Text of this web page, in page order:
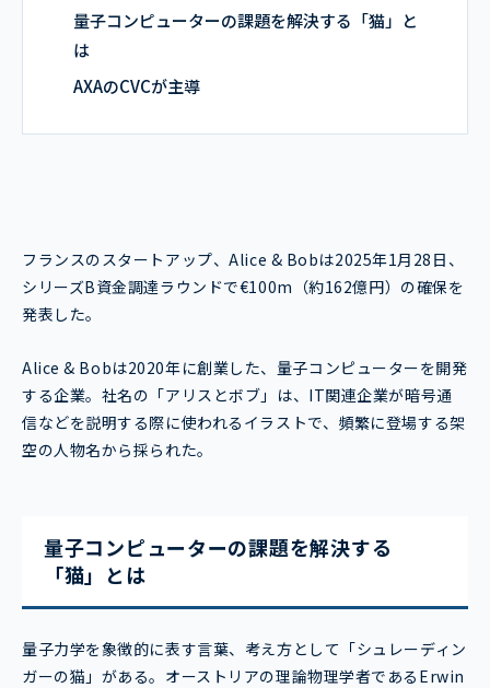
量子コンピューターの課題を解決する「猫」と
は
AXAのCVCが主導
フランスのスタートアップ、Alice & Bobは2025年1月28日、
シリーズB資金調達ラウンドで€100m（約162億円）の確保を
発表した。
Alice & Bobは2020年に創業した、量子コンピューターを開発
する企業。社名の「アリスとボブ」は、IT関連企業が暗号通
信などを説明する際に使われるイラストで、頻繁に登場する架
空の人物名から採られた。
量子コンピューターの課題を解決する
「猫」とは
量子力学を象徴的に表す言葉、考え方として「シュレーディン
ガーの猫」がある。オーストリアの理論物理学者であるErwin